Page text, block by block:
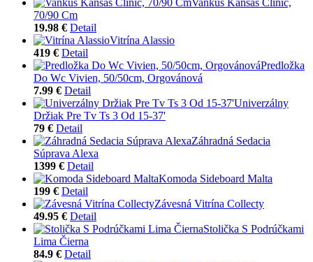
70/90 Cm
19.98 € Detail
Vitrína Alassio
419 € Detail
Predložka
Do Wc Vivien, 50/50cm, Orgovánová
7.99 € Detail
Univerzálny
Držiak Pre Tv Ts 3 Od 15-37'
79 € Detail
Záhradná Sedacia
Súprava Alexa
1399 € Detail
Komoda Sideboard Malta
199 € Detail
Závesná Vitrína Collecty
49.95 € Detail
Stolička S Podrúčkami
Lima Čierna
84.9 € Detail